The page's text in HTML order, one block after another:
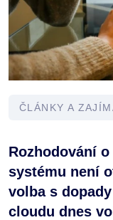
ČLÁNKY A
Rozhodování
systému není
volba s
cloudu dnes